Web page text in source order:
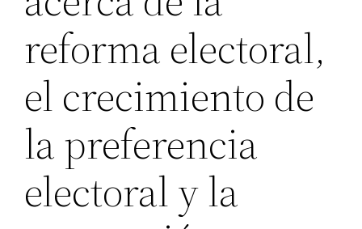
reforma electoral,
el crecimiento de
la preferencia
electoral y la